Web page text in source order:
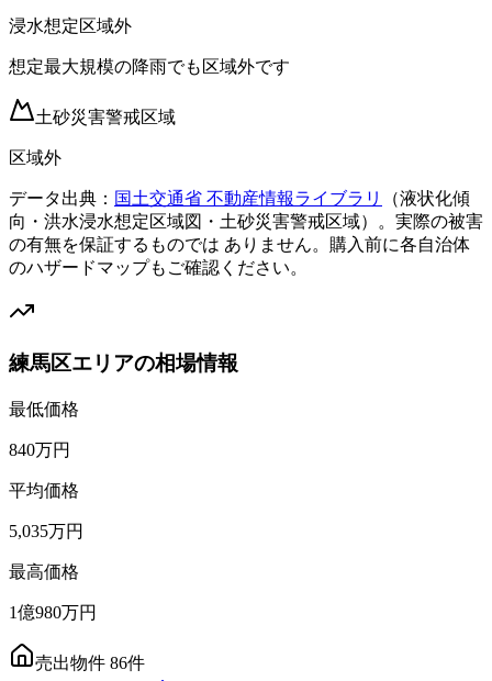
浸水想定区域外
想定最大規模の降雨でも区域外です
土砂災害警戒区域
区域外
データ出典： 国土交通省 不動産情報ライブラリ
（液状化傾
向・洪水浸水想定区域図・土砂災害警戒区域）。実際の被害
の有無を保証するものでは ありません。購入前に各自治体
のハザードマップもご確認ください。
練馬区エリアの相場情報
最低価格
840万円
平均価格
5,035万円
最高価格
1億980万円
売出物件 86件